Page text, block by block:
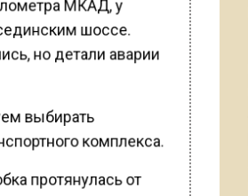
МКАД, у
шоссе.
но детали аварии
выбирать
комплекса.
протянулась от